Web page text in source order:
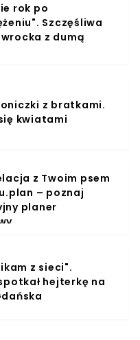
rok po
Szczęśliwa
z dumą
z bratkami.
kwiatami
z Twoim psem
– poznaj
planer
z sieci".
hejterkę na